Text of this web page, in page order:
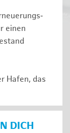
einen
Hafen, das
DICH